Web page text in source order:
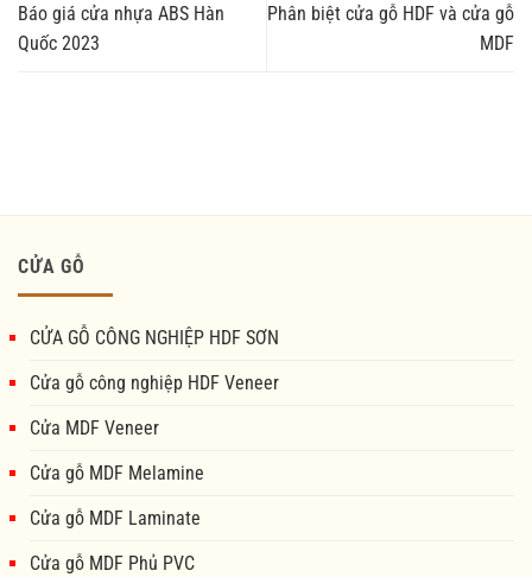
Báo giá cửa nhựa ABS Hàn
Quốc 2023
Phân biệt cửa gỗ HDF và cửa gỗ
MDF
CỬA GỖ
CỬA GỖ CÔNG NGHIỆP HDF SƠN
Cửa gỗ công nghiệp HDF Veneer
Cửa MDF Veneer
Cửa gỗ MDF Melamine
Cửa gỗ MDF Laminate
Cửa gỗ MDF Phủ PVC